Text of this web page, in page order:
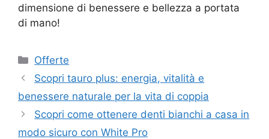
dimensione di benessere e bellezza a portata
di mano!
Categorie
Offerte
Scopri tauro plus: energia, vitalità e
benessere naturale per la vita di coppia
Scopri come ottenere denti bianchi a casa in
modo sicuro con White Pro